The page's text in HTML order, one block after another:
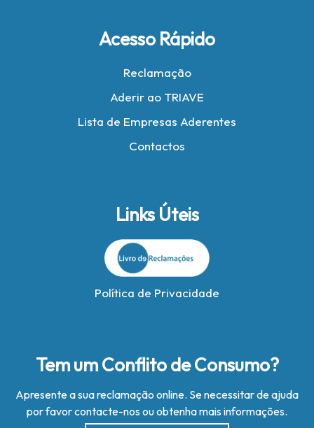
Acesso Rápido
Reclamação
Aderir ao TRIAVE
Lista de Empresas Aderentes
Contactos
Links Úteis
Política de Privacidade
Tem um Conflito de Consumo?
Apresente a sua reclamação online. Se necessitar de ajuda
por favor contacte-nos ou obtenha mais informações.